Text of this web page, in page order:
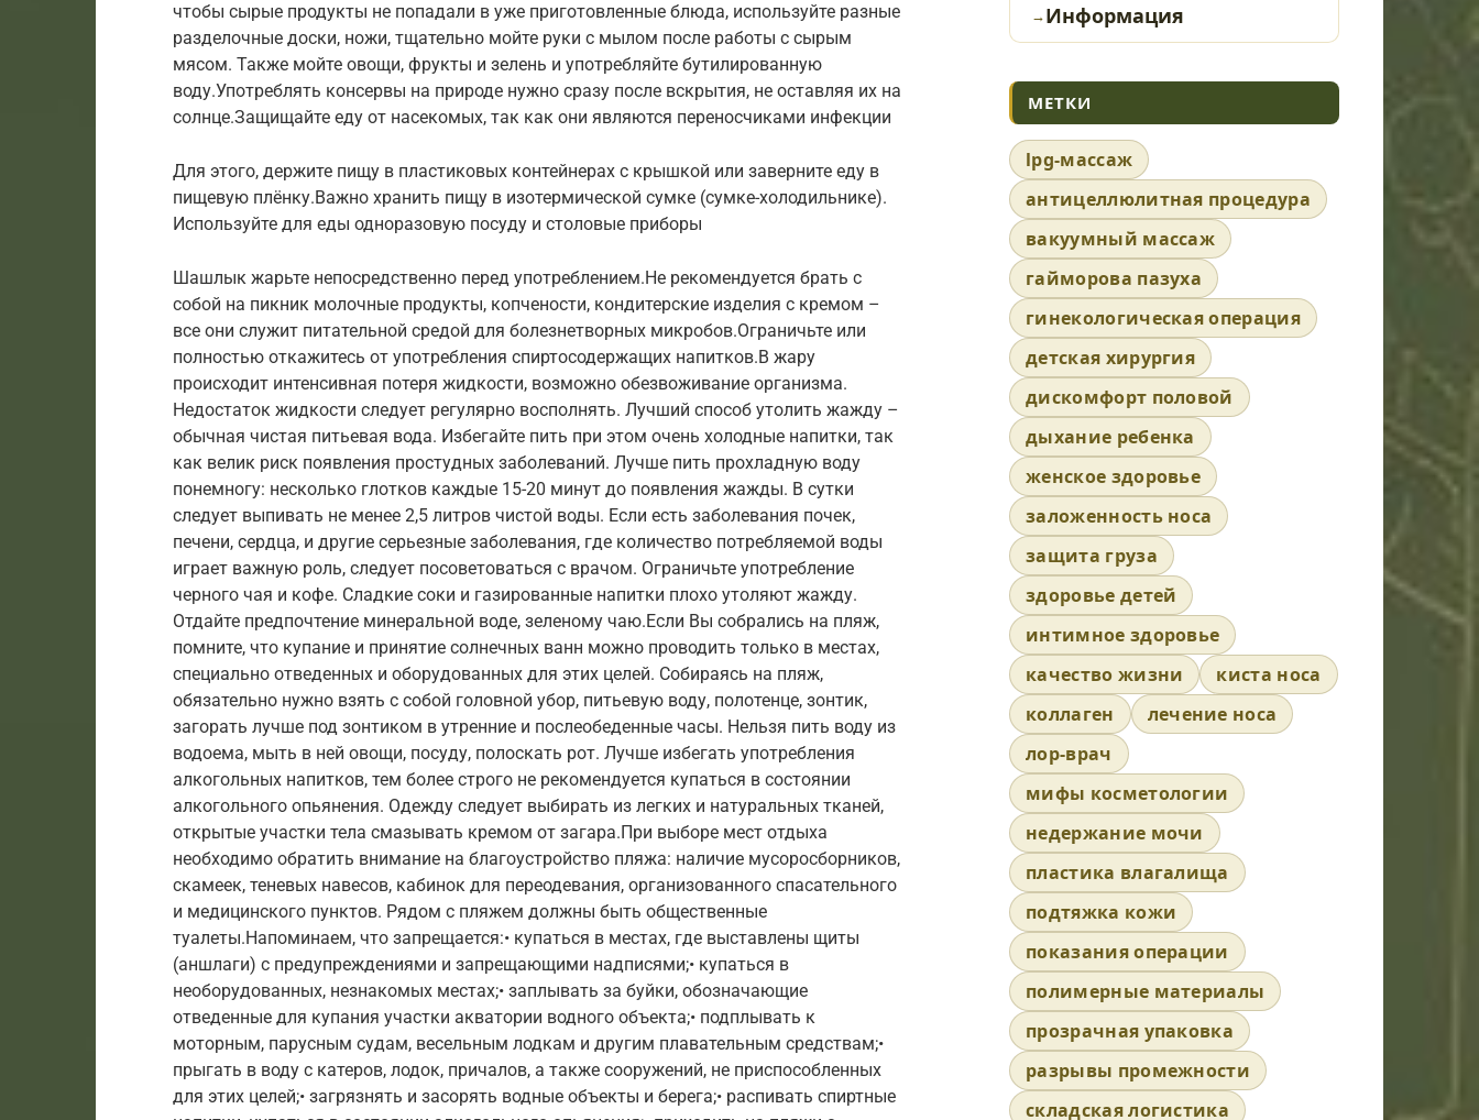
чтобы сырые продукты не попадали в уже приготовленные блюда, используйте разные
разделочные доски, ножи, тщательно мойте руки с мылом после работы с сырым
мясом. Также мойте овощи, фрукты и зелень и употребляйте бутилированную
воду.Употреблять консервы на природе нужно сразу после вскрытия, не оставляя их на
солнце.Защищайте еду от насекомых, так как они являются переносчиками инфекции
Для этого, держите пищу в пластиковых контейнерах с крышкой или заверните еду в
пищевую плёнку.Важно хранить пищу в изотермической сумке (сумке-холодильнике).
Используйте для еды одноразовую посуду и столовые приборы
Шашлык жарьте непосредственно перед употреблением.Не рекомендуется брать с
собой на пикник молочные продукты, копчености, кондитерские изделия с кремом –
все они служит питательной средой для болезнетворных микробов.Ограничьте или
полностью откажитесь от употребления спиртосодержащих напитков.В жару
происходит интенсивная потеря жидкости, возможно обезвоживание организма.
Недостаток жидкости следует регулярно восполнять. Лучший способ утолить жажду –
обычная чистая питьевая вода. Избегайте пить при этом очень холодные напитки, так
как велик риск появления простудных заболеваний. Лучше пить прохладную воду
понемногу: несколько глотков каждые 15-20 минут до появления жажды. В сутки
следует выпивать не менее 2,5 литров чистой воды. Если есть заболевания почек,
печени, сердца, и другие серьезные заболевания, где количество потребляемой воды
играет важную роль, следует посоветоваться с врачом. Ограничьте употребление
черного чая и кофе. Сладкие соки и газированные напитки плохо утоляют жажду.
Отдайте предпочтение минеральной воде, зеленому чаю.Если Вы собрались на пляж,
помните, что купание и принятие солнечных ванн можно проводить только в местах,
специально отведенных и оборудованных для этих целей. Собираясь на пляж,
обязательно нужно взять с собой головной убор, питьевую воду, полотенце, зонтик,
загорать лучше под зонтиком в утренние и послеобеденные часы. Нельзя пить воду из
водоема, мыть в ней овощи, посуду, полоскать рот. Лучше избегать употребления
алкогольных напитков, тем более строго не рекомендуется купаться в состоянии
алкогольного опьянения. Одежду следует выбирать из легких и натуральных тканей,
открытые участки тела смазывать кремом от загара.При выборе мест отдыха
необходимо обратить внимание на благоустройство пляжа: наличие мусоросборников,
скамеек, теневых навесов, кабинок для переодевания, организованного спасательного
и медицинского пунктов. Рядом с пляжем должны быть общественные
туалеты.Напоминаем, что запрещается:• купаться в местах, где выставлены щиты
(аншлаги) с предупреждениями и запрещающими надписями;• купаться в
необорудованных, незнакомых местах;• заплывать за буйки, обозначающие
отведенные для купания участки акватории водного объекта;• подплывать к
моторным, парусным судам, весельным лодкам и другим плавательным средствам;•
прыгать в воду с катеров, лодок, причалов, а также сооружений, не приспособленных
для этих целей;• загрязнять и засорять водные объекты и берега;• распивать спиртные
Информация
МЕТКИ
lpg-массаж
антицеллюлитная процедура
вакуумный массаж
гайморова пазуха
гинекологическая операция
детская хирургия
дискомфорт половой
дыхание ребенка
женское здоровье
заложенность носа
защита груза
здоровье детей
интимное здоровье
качество жизни
киста носа
коллаген
лечение носа
лор-врач
мифы косметологии
недержание мочи
пластика влагалища
подтяжка кожи
показания операции
полимерные материалы
прозрачная упаковка
разрывы промежности
складская логистика